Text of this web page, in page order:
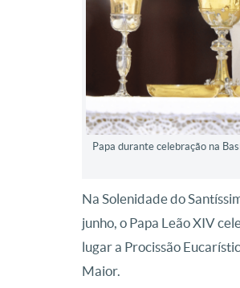
Papa durante celebração na
Na Solenidade do
junho, o Papa Leão XIV
lugar a Procissão
Maior.